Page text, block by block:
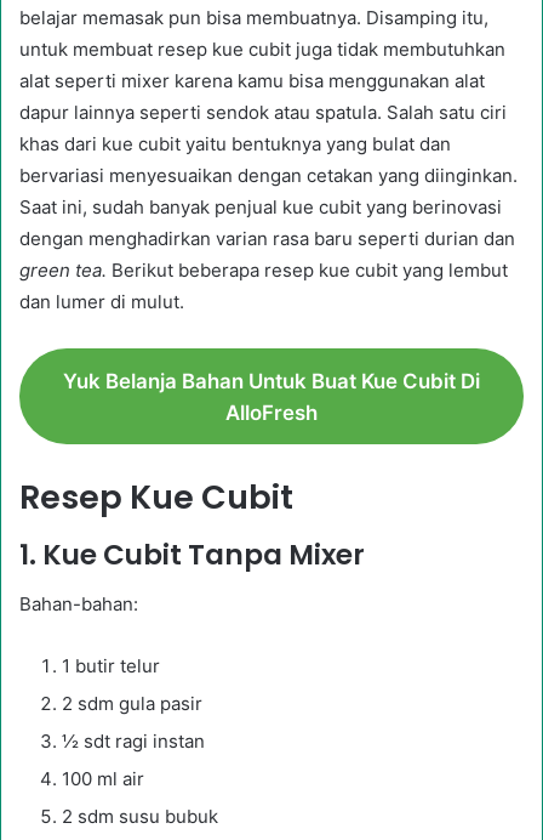
belajar memasak pun bisa membuatnya. Disamping itu,
untuk membuat resep kue cubit juga tidak membutuhkan
alat seperti mixer karena kamu bisa menggunakan alat
dapur lainnya seperti sendok atau spatula. Salah satu ciri
khas dari kue cubit yaitu bentuknya yang bulat dan
bervariasi menyesuaikan dengan cetakan yang diinginkan.
Saat ini, sudah banyak penjual kue cubit yang berinovasi
dengan menghadirkan varian rasa baru seperti durian dan
green tea. Berikut beberapa resep kue cubit yang lembut
dan lumer di mulut.
Yuk Belanja Bahan Untuk Buat Kue Cubit Di
AlloFresh
Resep Kue Cubit
1. Kue Cubit Tanpa Mixer
Bahan-bahan:
1 butir telur
2 sdm gula pasir
½ sdt ragi instan
100 ml air
2 sdm susu bubuk